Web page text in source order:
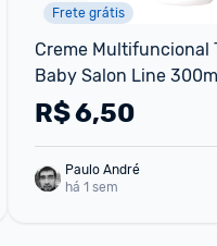
Frete grátis
Creme Multifuncional
Baby Salon Line
R$6,50
Paulo André
há 1 sem